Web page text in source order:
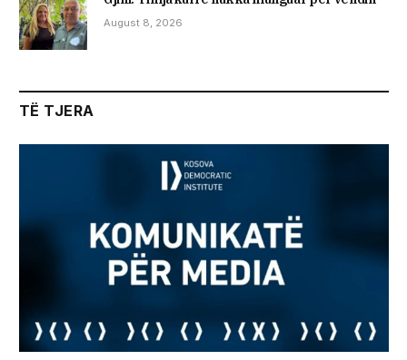
August 8, 2026
TË TJERA